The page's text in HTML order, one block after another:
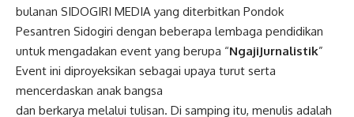
bulanan SIDOGIRI MEDIA yang diterbitkan Pondok
Pesantren Sidogiri dengan beberapa lembaga pendidikan
untuk mengadakan event yang berupa “NgajiJurnalistik”
Event ini diproyeksikan sebagai upaya turut serta
mencerdaskan anak bangsa
dan berkarya melalui tulisan. Di samping itu, menulis adalah